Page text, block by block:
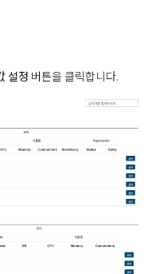
설정 버튼을 클릭합니다.